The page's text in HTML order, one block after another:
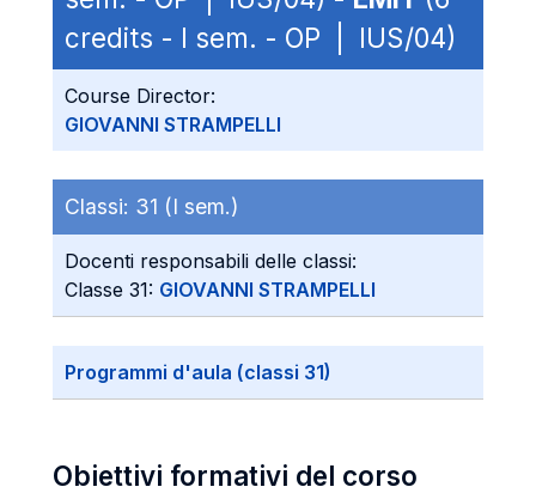
credits - I sem. - OP | IUS/04)
Course Director:
GIOVANNI STRAMPELLI
Classi: 31 (I sem.)
Docenti responsabili delle classi:
Classe 31: GIOVANNI STRAMPELLI
Programmi d'aula (classi 31)
Obiettivi formativi del corso